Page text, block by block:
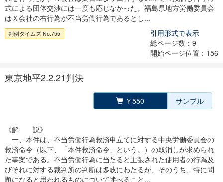
式による団体交渉には一度も応じなかった。福島県地方労働委員会
はＸ会社の右行為が不当労働行為であるとし...
判例タイムズ No.755
引用形式で表示
総ページ数：9
開始ページ位置：156
東京地平2.2.21判決
￥550 サンプル
《解 説》
一、本件は、不当労働行為救済申立てに対する中央労働委員会の
救済命令（以下、「本件救済命令」という。）の取消しが求められ
た事案である。不当労働行為に当たると主張された使用者の行為及
びそれに対する裁判所の判断は多岐にわたるが、そのうち、特に問
題になると思われるものについて述べること...